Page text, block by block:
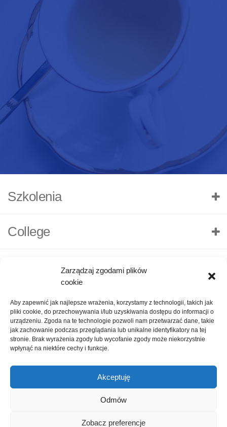
Zarządzaj zgodami plików
cookie
Aby zapewnić jak najlepsze wrażenia, korzystamy z technologii, takich jak
pliki cookie, do przechowywania i/lub uzyskiwania dostępu do informacji o
urządzeniu. Zgoda na te technologie pozwoli nam przetwarzać dane, takie
jak zachowanie podczas przeglądania lub unikalne identyfikatory na tej
stronie. Brak wyrażenia zgody lub wycofanie zgody może niekorzystnie
wpłynąć na niektóre cechy i funkcje.
Akceptuję
Odmów
Zobacz preferencje
Szkolenia
College
O nas Polityka Prywatności Kontakt